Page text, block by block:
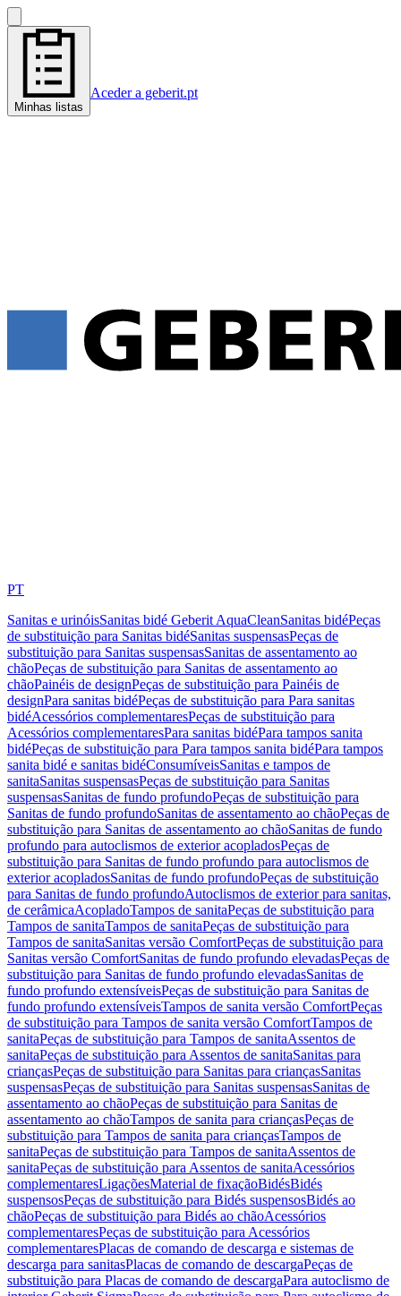
Minhas listas
Aceder a geberit.pt
PT
Sanitas e urinóisSanitas bidé Geberit AquaCleanSanitas bidéPeças
de substituição para Sanitas bidéSanitas suspensasPeças de
substituição para Sanitas suspensasSanitas de assentamento ao
chãoPeças de substituição para Sanitas de assentamento ao
chãoPainéis de designPeças de substituição para Painéis de
designPara sanitas bidéPeças de substituição para Para sanitas
bidéAcessórios complementaresPeças de substituição para
Acessórios complementaresPara sanitas bidéPara tampos sanita
bidéPeças de substituição para Para tampos sanita bidéPara tampos
sanita bidé e sanitas bidéConsumíveisSanitas e tampos de
sanitaSanitas suspensasPeças de substituição para Sanitas
suspensasSanitas de fundo profundoPeças de substituição para
Sanitas de fundo profundoSanitas de assentamento ao chãoPeças de
substituição para Sanitas de assentamento ao chãoSanitas de fundo
profundo para autoclismos de exterior acopladosPeças de
substituição para Sanitas de fundo profundo para autoclismos de
exterior acopladosSanitas de fundo profundoPeças de substituição
para Sanitas de fundo profundoAutoclismos de exterior para sanitas,
de cerâmicaAcopladoTampos de sanitaPeças de substituição para
Tampos de sanitaTampos de sanitaPeças de substituição para
Tampos de sanitaSanitas versão ComfortPeças de substituição para
Sanitas versão ComfortSanitas de fundo profundo elevadasPeças de
substituição para Sanitas de fundo profundo elevadasSanitas de
fundo profundo extensíveisPeças de substituição para Sanitas de
fundo profundo extensíveisTampos de sanita versão ComfortPeças
de substituição para Tampos de sanita versão ComfortTampos de
sanitaPeças de substituição para Tampos de sanitaAssentos de
sanitaPeças de substituição para Assentos de sanitaSanitas para
criançasPeças de substituição para Sanitas para criançasSanitas
suspensasPeças de substituição para Sanitas suspensasSanitas de
assentamento ao chãoPeças de substituição para Sanitas de
assentamento ao chãoTampos de sanita para criançasPeças de
substituição para Tampos de sanita para criançasTampos de
sanitaPeças de substituição para Tampos de sanitaAssentos de
sanitaPeças de substituição para Assentos de sanitaAcessórios
complementaresLigaçõesMaterial de fixaçãoBidésBidés
suspensosPeças de substituição para Bidés suspensosBidés ao
chãoPeças de substituição para Bidés ao chãoAcessórios
complementaresPeças de substituição para Acessórios
complementaresPlacas de comando de descarga e sistemas de
descarga para sanitasPlacas de comando de descargaPeças de
substituição para Placas de comando de descargaPara autoclismo de